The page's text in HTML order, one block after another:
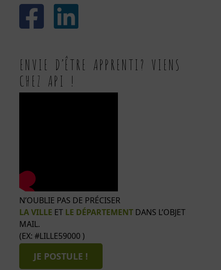
ENVIE D’ÊTRE APPRENTI? VIENS
CHEZ API !
N’OUBLIE PAS DE PRÉCISER
LA VILLE ET LE DÉPARTEMENT DANS L’OBJET
MAIL.
(EX: #LILLE59000 )
JE POSTULE !